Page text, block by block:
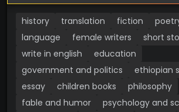
history translation fiction
language
female writers
short
write in english
education
government and politics
ethiopian
essay
children books
philosophy
fable and humor
psychology and